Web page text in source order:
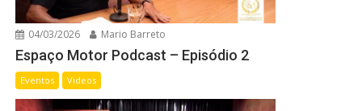
04/03/2026 Mario Barreto
Espaço Motor Podcast – Episódio 2
Eventos Videos